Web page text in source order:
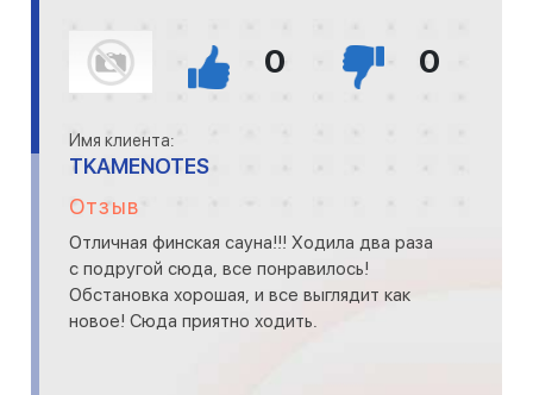
0 0
Имя клиента:
TKAMENOTES
Отзыв
Отличная финская сауна!!! Ходила два раза
с подругой сюда, все понравилось!
Обстановка хорошая, и все выглядит как
новое! Сюда приятно ходить.